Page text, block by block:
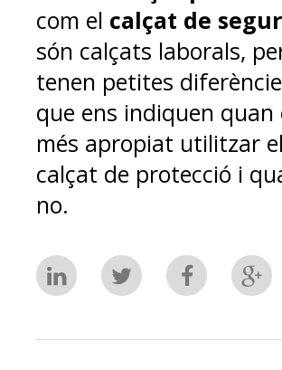
com el calçat de
són calçats laborals,
tenen petites
que ens indiquen quan
més apropiat utilitzar el
calçat de protecció i
no.